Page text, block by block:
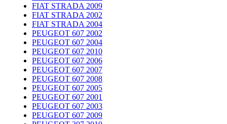
FIAT STRADA 2009
FIAT STRADA 2002
FIAT STRADA 2004
PEUGEOT 607 2002
PEUGEOT 607 2004
PEUGEOT 607 2010
PEUGEOT 607 2006
PEUGEOT 607 2007
PEUGEOT 607 2008
PEUGEOT 607 2005
PEUGEOT 607 2001
PEUGEOT 607 2003
PEUGEOT 607 2009